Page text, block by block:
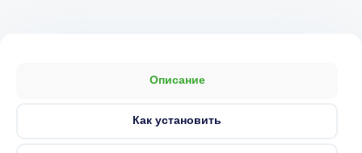
Описание
Как установить